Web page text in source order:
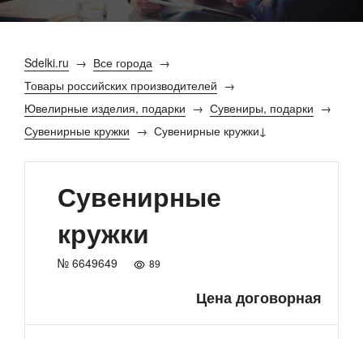
Sdelki.ru
Все города
Товары российских производителей
Ювелирные изделия, подарки
Сувениры, подарки
Сувенирные кружки
Сувенирные кружки
Сувенирные
кружки
№ 6649649 89
Цена договорная